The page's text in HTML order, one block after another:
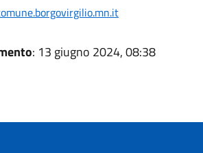
: 13 giugno 2024, 08:38